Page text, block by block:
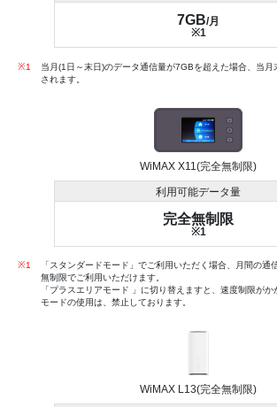
7GB/月
※1
※1
当月(1日～末日)のデータ通信量が7GBを超えた場合、当月
されます。
WiMAX X11(完全無制限)
利用可能データ量
完全無制限
※1
※1
「スタンダードモード」でご利用いただく場合、月間の通
無制限でご利用いただけます。
「プラスエリアモード 」に切り替えますと、速度制限が
モードの使用は、禁止しております。
WiMAX L13(完全無制限)